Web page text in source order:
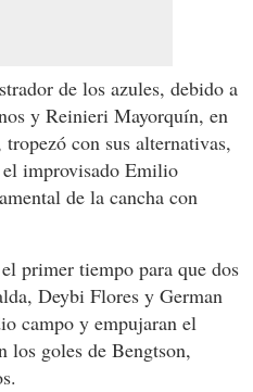
de los azules, debido a
y Reinieri Mayorquín, en
con sus alternativas,
improvisado Emilio
de la cancha con
primer tiempo para que dos
Deybi Flores y German
campo y empujaran el
los goles de Bengtson,